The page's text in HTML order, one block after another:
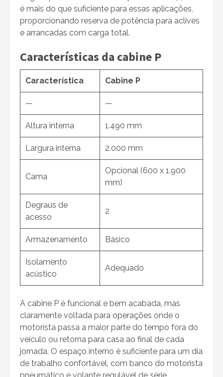
é mais do que suficiente para essas aplicações,
proporcionando reserva de potência para aclives
e arrancadas com carga total.
Características da cabine P
Característica Cabine P
— —
Altura interna 1.490 mm
Largura interna 2.000 mm
Cama
Opcional (600 x 1.900
mm)
Degraus de
acesso
2
Armazenamento Básico
Isolamento
acústico
Adequado
A cabine P é funcional e bem acabada, mas
claramente voltada para operações onde o
motorista passa a maior parte do tempo fora do
veículo ou retorna para casa ao final de cada
jornada. O espaço interno é suficiente para um dia
de trabalho confortável, com banco do motorista